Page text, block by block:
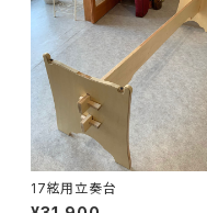
17絃用立奏台